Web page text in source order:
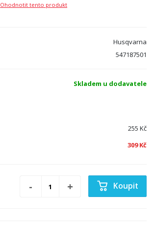
Ohodnotit tento produkt
Husqvarna
547187501
Skladem u dodavatele
255 Kč
309 Kč
Koupit